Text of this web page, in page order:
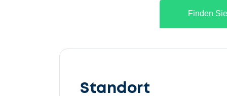
Finden
Standort
Lassen